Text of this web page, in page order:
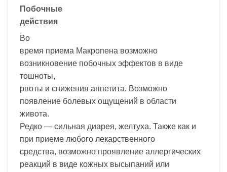
Побочные
действия
Во
время приема Макропена возможно
возникновение побочных эффектов в виде
тошноты,
рвоты и снижения аппетита. Возможно
появление болевых ощущений в области
живота.
Редко — сильная диарея, желтуха. Также как и
при приеме любого лекарственного
средства, возможно проявление аллергических
реакций в виде кожных высыпаний или